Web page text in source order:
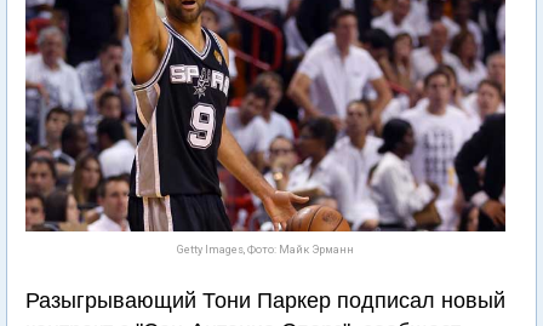
Getty Images, Фото: Майк Эрманн
Разыгрывающий Тони Паркер подписал новый